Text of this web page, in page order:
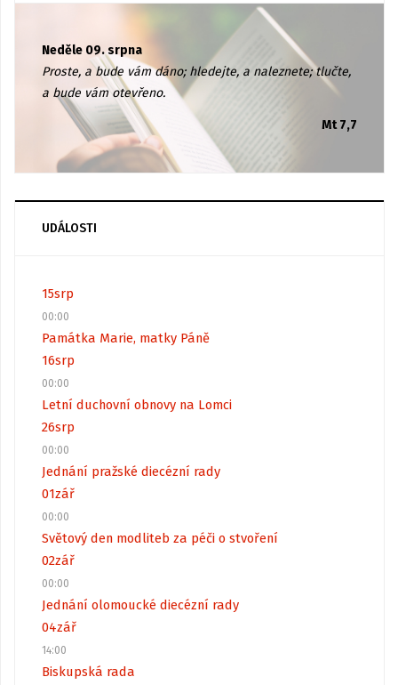
Neděle 09. srpna
Proste, a bude vám dáno; hledejte, a naleznete; tlučte,
a bude vám otevřeno.
Mt 7,7
UDÁLOSTI
15srp
00:00
Památka Marie, matky Páně
16srp
00:00
Letní duchovní obnovy na Lomci
26srp
00:00
Jednání pražské diecézní rady
01zář
00:00
Světový den modliteb za péči o stvoření
02zář
00:00
Jednání olomoucké diecézní rady
04zář
14:00
Biskupská rada